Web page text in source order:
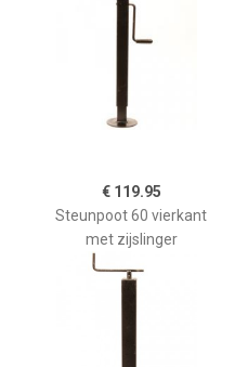
€ 119.95
Steunpoot 60 vierkant
met zijslinger